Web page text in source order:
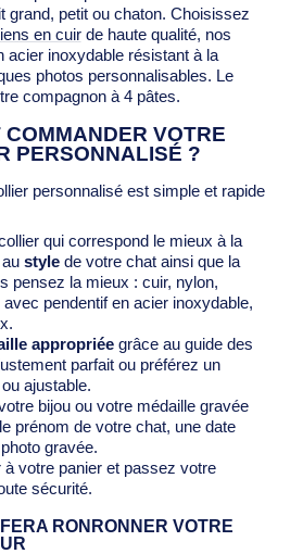
grand, petit ou chaton. Choisissez
en cuirde haute qualité, nos
acier inoxydable résistant à la
photos personnalisables. Le
compagnon à 4 pâtes.
COMMANDER VOTRE
PERSONNALISÉ ?
personnalisé est simple et rapide
qui correspond le mieux à la
stylede votre chat ainsi que la
pensez la mieux : cuir, nylon,
avec pendentif en acier inoxydable,
appropriéegrâce au guide des
parfait ou préférez un
ajustable.
bijou ou votre médaille gravée
prénom de votre chat, une date
gravée.
à votre panier et passez votre
sécurité.
RONRONNER VOTRE